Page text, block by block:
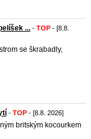
... - TOP - [8.8.
se škrabadly,
- TOP - [8.8. 2026]
britským kocourkem